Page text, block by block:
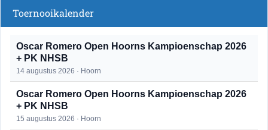
Toernooikalender
Oscar Romero Open Hoorns Kampioenschap 2026
+ PK NHSB
14 augustus 2026 · Hoorn
Oscar Romero Open Hoorns Kampioenschap 2026
+ PK NHSB
15 augustus 2026 · Hoorn